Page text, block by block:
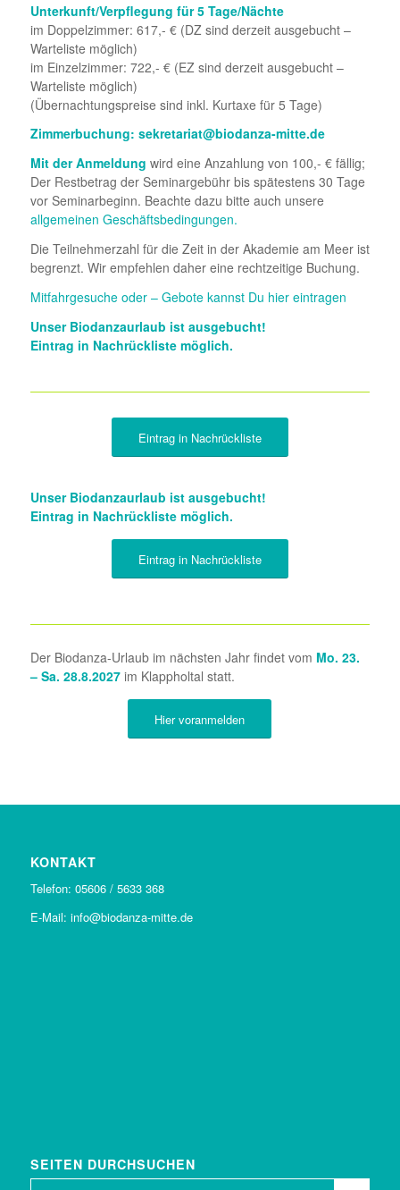
Unterkunft/Verpflegung für 5 Tage/Nächte
im Doppelzimmer: 617,- € (DZ sind derzeit ausgebucht –
Warteliste möglich)
im Einzelzimmer: 722,- € (EZ sind derzeit ausgebucht –
Warteliste möglich)
(Übernachtungspreise sind inkl. Kurtaxe für 5 Tage)
Zimmerbuchung: sekretariat@biodanza-mitte.de
Mit der Anmeldung wird eine Anzahlung von 100,- € fällig;
Der Restbetrag der Seminargebühr bis spätestens 30 Tage
vor Seminarbeginn. Beachte dazu bitte auch unsere
allgemeinen Geschäftsbedingungen.
Die Teilnehmerzahl für die Zeit in der Akademie am Meer ist
begrenzt. Wir empfehlen daher eine rechtzeitige Buchung.
Mitfahrgesuche oder – Gebote kannst Du hier eintragen
Unser Biodanzaurlaub ist ausgebucht!
Eintrag in Nachrückliste möglich.
Eintrag in Nachrückliste
Unser Biodanzaurlaub ist ausgebucht!
Eintrag in Nachrückliste möglich.
Eintrag in Nachrückliste
Der Biodanza-Urlaub im nächsten Jahr findet vom Mo. 23.
– Sa. 28.8.2027im Klappholtal statt.
Hier voranmelden
KONTAKT
Telefon: 05606 / 5633 368
E-Mail: info@biodanza-mitte.de
SEITEN DURCHSUCHEN